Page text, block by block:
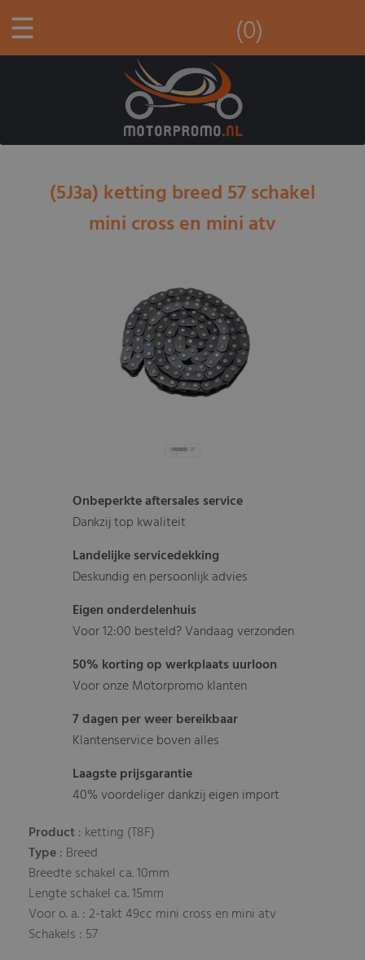
☰ (0)
(5J3a) ketting breed 57 schakel
mini cross en mini atv
Onbeperkte aftersales service
Dankzij top kwaliteit
Landelijke servicedekking
Deskundig en persoonlijk advies
Eigen onderdelenhuis
Voor 12:00 besteld? Vandaag verzonden
50% korting op werkplaats uurloon
Voor onze Motorpromo klanten
7 dagen per weer bereikbaar
Klantenservice boven alles
Laagste prijsgarantie
40% voordeliger dankzij eigen import
Product: ketting (T8F)
Type: Breed
Breedte schakel ca. 10mm
Lengte schakel ca. 15mm
Voor o. a. : 2-takt 49cc mini cross en mini atv
Schakels : 57